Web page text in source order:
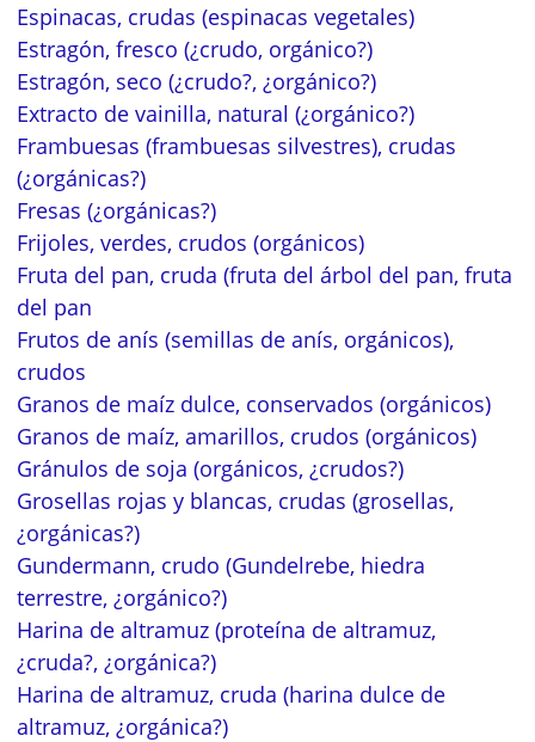
Espinacas, crudas (espinacas vegetales)
Estragón, fresco (¿crudo, orgánico?)
Estragón, seco (¿crudo?, ¿orgánico?)
Extracto de vainilla, natural (¿orgánico?)
Frambuesas (frambuesas silvestres), crudas
(¿orgánicas?)
Fresas (¿orgánicas?)
Frijoles, verdes, crudos (orgánicos)
Fruta del pan, cruda (fruta del árbol del pan, fruta
del pan
Frutos de anís (semillas de anís, orgánicos),
crudos
Granos de maíz dulce, conservados (orgánicos)
Granos de maíz, amarillos, crudos (orgánicos)
Gránulos de soja (orgánicos, ¿crudos?)
Grosellas rojas y blancas, crudas (grosellas,
¿orgánicas?)
Gundermann, crudo (Gundelrebe, hiedra
terrestre, ¿orgánico?)
Harina de altramuz (proteína de altramuz,
¿cruda?, ¿orgánica?)
Harina de altramuz, cruda (harina dulce de
altramuz, ¿orgánica?)